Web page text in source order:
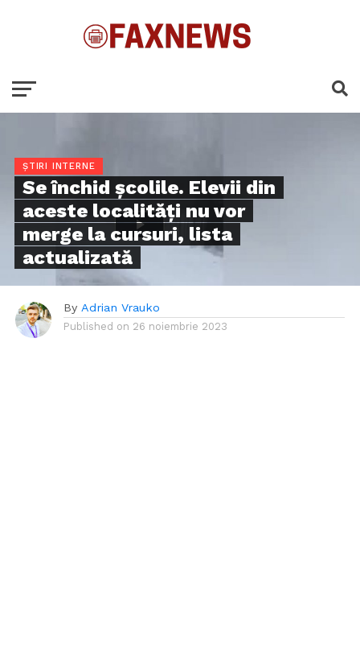
ȘTIRI INTERNE
Se închid școlile. Elevii din
aceste localități nu vor
merge la cursuri, lista
actualizată
By Adrian Vrauko
Published on 26 noiembrie 2023